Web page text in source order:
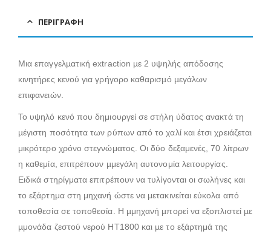
ΠΕΡΙΓΡΑΦΉ
Μια επαγγελµατική extraction µε 2 υψηλής απόδοσης
κινητήρες κενού για γρήγορο καθαρισµό µεγάλων
επιφανειών.
Το υψηλό κενό που δημιουργεί σε στήλη ύδατος ανακτά τη
µέγιστη ποσότητα των ρύπων από το χαλί και έτσι χρειάζεται
μικρότερο χρόνο στεγνώματος. Οι δύο δεξαμενές, 70 λίτρων
η καθεμία, επιτρέπουν µμεγάλη αυτονομία λειτουργίας.
Ειδικά στηρίγματα επιτρέπουν να τυλίγονται οι σωλήνες και
το εξάρτημα στη μηχανή ώστε να μετακινείται εύκολα από
τοποθεσία σε τοποθεσία. Η µμηχανή µπορεί να εξοπλιστεί µε
µμονάδα ζεστού νερού HT1800 και µε το εξάρτημά της